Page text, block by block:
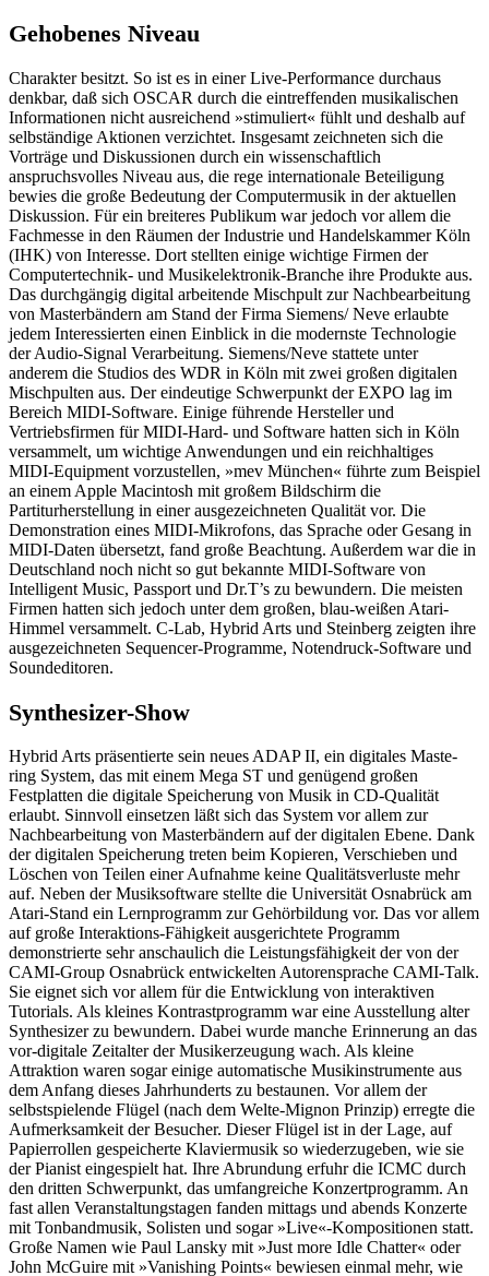
Gehobenes Niveau
Charakter besitzt. So ist es in einer Live-Performance durchaus
denkbar, daß sich OSCAR durch die eintreffenden musikalischen
Informationen nicht ausreichend »stimuliert« fühlt und deshalb auf
selbständige Aktionen verzichtet. Insgesamt zeichneten sich die
Vorträge und Diskussionen durch ein wissenschaftlich
anspruchsvolles Niveau aus, die rege internationale Beteiligung
bewies die große Bedeutung der Computermusik in der aktuellen
Diskussion. Für ein breiteres Publikum war jedoch vor allem die
Fachmesse in den Räumen der Industrie und Handelskammer Köln
(IHK) von Interesse. Dort stellten einige wichtige Firmen der
Computertechnik- und Musikelektronik-Branche ihre Produkte aus.
Das durchgängig digital arbeitende Mischpult zur Nachbearbeitung
von Masterbändern am Stand der Firma Siemens/ Neve erlaubte
jedem Interessierten einen Einblick in die modernste Technologie
der Audio-Signal Verarbeitung. Siemens/Neve stattete unter
anderem die Studios des WDR in Köln mit zwei großen digitalen
Mischpulten aus. Der eindeutige Schwerpunkt der EXPO lag im
Bereich MIDI-Software. Einige führende Hersteller und
Vertriebsfirmen für MIDI-Hard- und Software hatten sich in Köln
versammelt, um wichtige Anwendungen und ein reichhaltiges
MIDI-Equipment vorzustellen, »mev München« führte zum Beispiel
an einem Apple Macintosh mit großem Bildschirm die
Partiturherstellung in einer ausgezeichneten Qualität vor. Die
Demonstration eines MIDI-Mikrofons, das Sprache oder Gesang in
MIDI-Daten übersetzt, fand große Beachtung. Außerdem war die in
Deutschland noch nicht so gut bekannte MIDI-Software von
Intelligent Music, Passport und Dr.T’s zu bewundern. Die meisten
Firmen hatten sich jedoch unter dem großen, blau-weißen Atari-
Himmel versammelt. C-Lab, Hybrid Arts und Steinberg zeigten ihre
ausgezeichneten Sequencer-Programme, Notendruck-Software und
Soundeditoren.
Synthesizer-Show
Hybrid Arts präsentierte sein neues ADAP II, ein digitales Maste-
ring System, das mit einem Mega ST und genügend großen
Festplatten die digitale Speicherung von Musik in CD-Qualität
erlaubt. Sinnvoll einsetzen läßt sich das System vor allem zur
Nachbearbeitung von Masterbändern auf der digitalen Ebene. Dank
der digitalen Speicherung treten beim Kopieren, Verschieben und
Löschen von Teilen einer Aufnahme keine Qualitätsverluste mehr
auf. Neben der Musiksoftware stellte die Universität Osnabrück am
Atari-Stand ein Lernprogramm zur Gehörbildung vor. Das vor allem
auf große Interaktions-Fähigkeit ausgerichtete Programm
demonstrierte sehr anschaulich die Leistungsfähigkeit der von der
CAMI-Group Osnabrück entwickelten Autorensprache CAMI-Talk.
Sie eignet sich vor allem für die Entwicklung von interaktiven
Tutorials. Als kleines Kontrastprogramm war eine Ausstellung alter
Synthesizer zu bewundern. Dabei wurde manche Erinnerung an das
vor-digitale Zeitalter der Musikerzeugung wach. Als kleine
Attraktion waren sogar einige automatische Musikinstrumente aus
dem Anfang dieses Jahrhunderts zu bestaunen. Vor allem der
selbstspielende Flügel (nach dem Welte-Mignon Prinzip) erregte die
Aufmerksamkeit der Besucher. Dieser Flügel ist in der Lage, auf
Papierrollen gespeicherte Klaviermusik so wiederzugeben, wie sie
der Pianist eingespielt hat. Ihre Abrundung erfuhr die ICMC durch
den dritten Schwerpunkt, das umfangreiche Konzertprogramm. An
fast allen Veranstaltungstagen fanden mittags und abends Konzerte
mit Tonbandmusik, Solisten und sogar »Live«-Kompositionen statt.
Große Namen wie Paul Lansky mit »Just more Idle Chatter« oder
John McGuire mit »Vanishing Points« bewiesen einmal mehr, wie